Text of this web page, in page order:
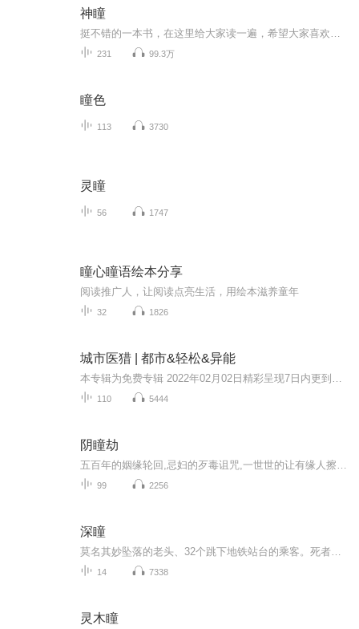
神瞳
231 99.3万
瞳色
113 3730
灵瞳
56 1747
瞳心瞳语绘本分享
阅读推广人，让阅读点亮生活，用绘本滋养童年
32 1826
城市医猎 | 都市&轻松&异能
110 5444
阴瞳劫
99 2256
深瞳
14 7338
灵木瞳